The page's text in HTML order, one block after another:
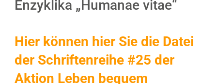
Enzyklika „Humanae vitae“
Hier können hier Sie die Datei
der Schriftenreihe #25 der
Aktion Leben bequem